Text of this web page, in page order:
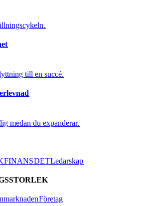
till en succé.​​
medan du expanderar.​​
FINANS​​DET​​Ledarskap​​
Företag​​